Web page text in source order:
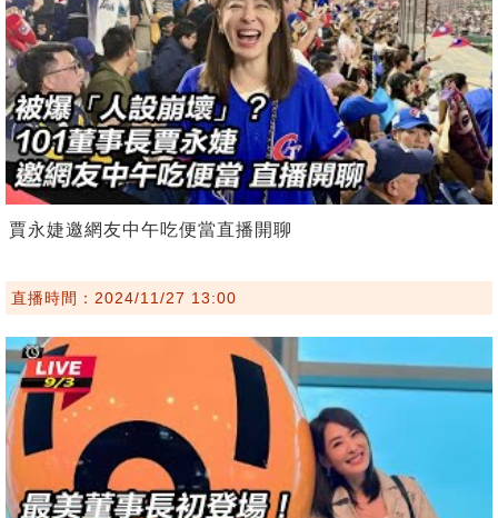
賈永婕邀網友中午吃便當直播開聊
直播時間：2024/11/27 13:00